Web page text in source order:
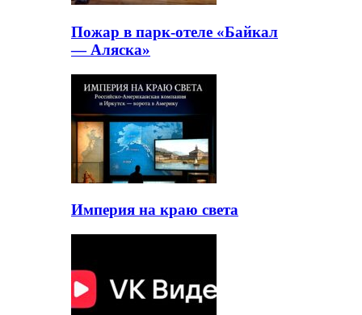
Пожар в парк-отеле «Байкал
— Аляска»
Империя на краю света